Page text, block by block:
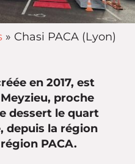
» Chasi PACA (Lyon)
en 2017, est
proche
dessert le quart
depuis la région
PACA.